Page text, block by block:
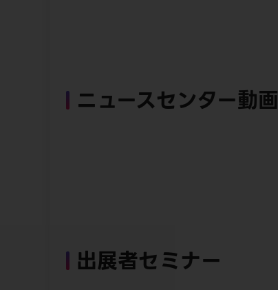
ニュースセンター動画
出展者セミナー